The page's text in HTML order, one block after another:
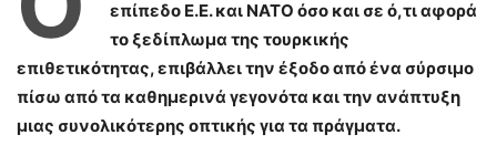
επίπεδο Ε.Ε. και ΝΑΤΟ όσο και σε ό,τι αφορά
το ξεδίπλωμα της τουρκικής
επιθετικότητας, επιβάλλει την έξοδο από ένα σύρσιμο
πίσω από τα καθημερινά γεγονότα και την ανάπτυξη
μιας συνολικότερης οπτικής για τα πράγματα.